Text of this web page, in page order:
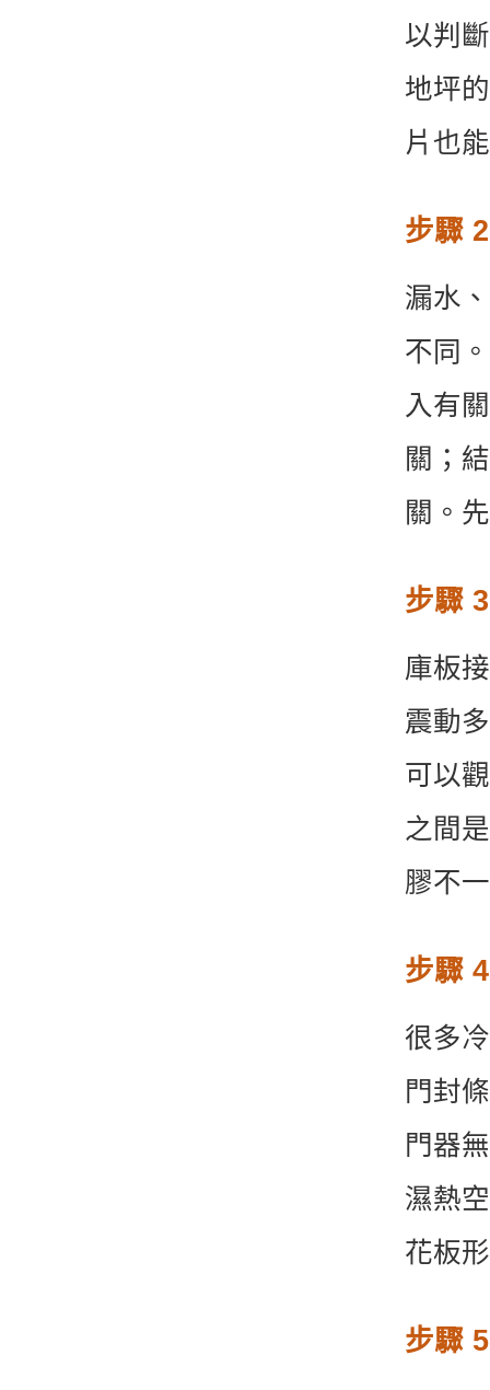
以判
地坪
片也
步驟
漏水
不同
入有
關；
關。
步驟
庫板
震動
可以
之間
膠不
步驟
很多
門封
門器
濕熱
花板
步驟